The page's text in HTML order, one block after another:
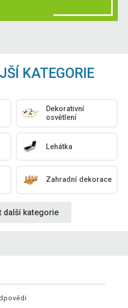
KATEGORIE
Dekorativní
osvětlení
Lehátka
Zahradní dekorace
další kategorie